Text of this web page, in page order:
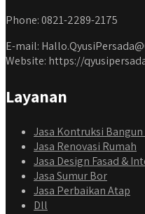
Phone: 0821-2289-2175
E-mail:
Website: https://
Layanan
Jasa Kontruksi Bangun
Jasa Renovasi Rumah
Jasa Design Fasad &
Jasa Sumur Bor
Jasa Perbaikan Atap
Dll